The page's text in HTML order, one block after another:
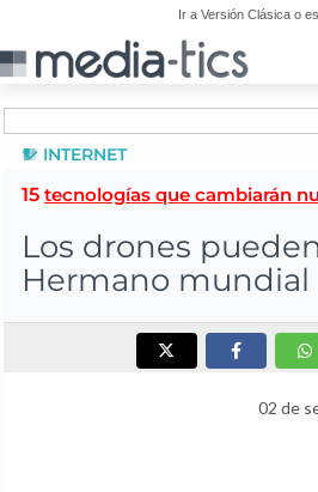
Ir a Versión Clásica o
INTERNET
15 tecnologías que cambiarán
Los drones
Hermano mundial
02 de